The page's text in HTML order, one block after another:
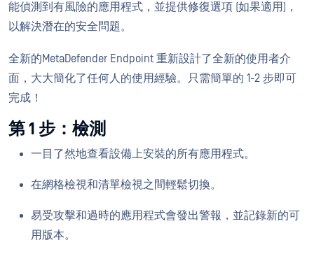
能偵測到有風險的應用程式，並提供修復選項 (如果適用)，
以解決潛在的安全問題。
全新的MetaDefender Endpoint 重新設計了全新的使用者介
面，大大簡化了任何人的使用經驗。只需簡單的 1-2 步即可
完成！
第 1 步：檢測
一目了然地查看設備上安裝的所有應用程式。
在網格檢視和清單檢視之間輕鬆切換。
易受攻擊和過時的應用程式會發出警報，並記錄新的可
用版本。